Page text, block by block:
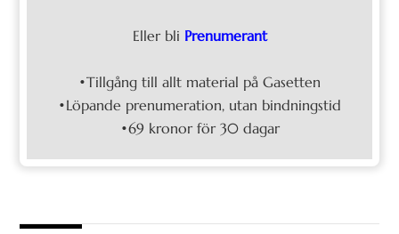
Eller bli Prenumerant
•Tillgång till allt material på Gasetten
•Löpande prenumeration, utan bindningstid
•69 kronor för 30 dagar